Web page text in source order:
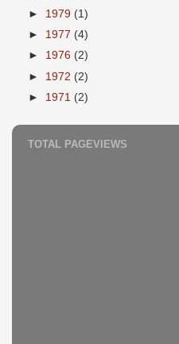
► 1979 (1)
► 1977 (4)
► 1976 (2)
► 1972 (2)
► 1971 (2)
TOTAL PAGEVIEWS